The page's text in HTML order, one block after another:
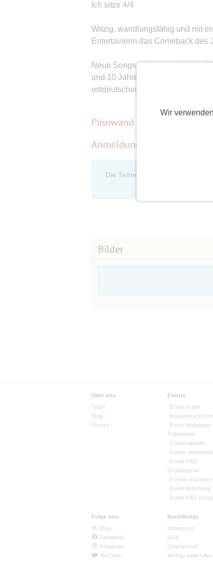
Wir
Ich sitze 4/4
Witzig, wandlungsfähig und mit
Entertainerin das Comeback des
Neue Songs und neu entdeckte
und 10 Jahren Zusammenarbeit
ostdeutschen Bühnenpartner for
Pinnwand
Anmeldungen
Die Teilnehmerliste ist nur für
Bilder
Über uns
Team
Blog
Presse
Events
Event Guide
Kostenlose
Event-Netiquette
Teilnehmen
Eventkalender
Events
Event-FAQ
Organisieren
Events
Event Belohnung
Event-FAQ
Folge uns
Blog
Facebook
Instagram
YouTube
Rechtliches
Impressum
AGB
Datenschutz
Vertrag widerrufen